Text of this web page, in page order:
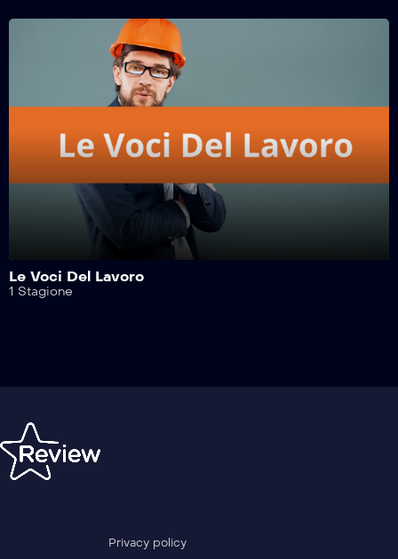
Motosport Garage – 6^ Puntata
Motosport Garage – 5^ Puntata
Motosport Garage – 4^ Puntata
Le Voci Del Lavoro
1 Stagione
Privacy policy